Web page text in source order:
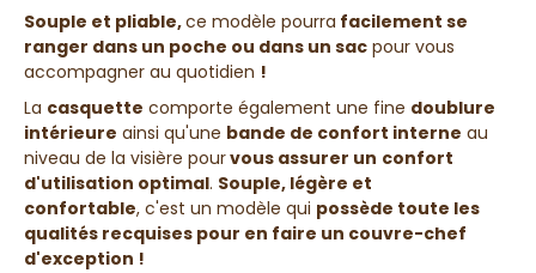
Souple et pliable,ce modèle pourra facilement se
ranger dans un poche ou dans un sac pour vous
accompagner au quotidien !
La casquette comporte également une fine doublure
intérieure ainsi qu'une bande de confort interne au
niveau de la visière pourvous assurer un confort
d'utilisation optimal. Souple, légère et
confortable, c'est un modèle qui possède toute les
qualités recquises pour en faire un couvre-chef
d'exception !